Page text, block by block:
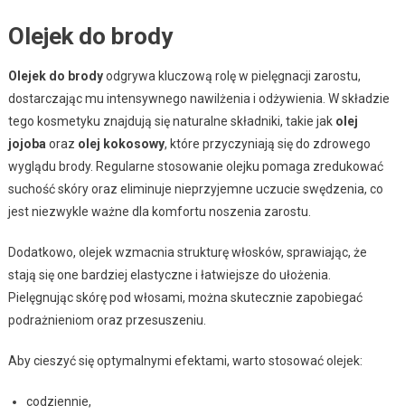
Olejek do brody
Olejek do brodyodgrywa kluczową rolę w pielęgnacji zarostu,
dostarczając mu intensywnego nawilżenia i odżywienia. W składzie
tego kosmetyku znajdują się naturalne składniki, takie jak olej
jojoba oraz olej kokosowy, które przyczyniają się do zdrowego
wyglądu brody. Regularne stosowanie olejku pomaga zredukować
suchość skóry oraz eliminuje nieprzyjemne uczucie swędzenia, co
jest niezwykle ważne dla komfortu noszenia zarostu.
Dodatkowo, olejek wzmacnia strukturę włosków, sprawiając, że
stają się one bardziej elastyczne i łatwiejsze do ułożenia.
Pielęgnując skórę pod włosami, można skutecznie zapobiegać
podrażnieniom oraz przesuszeniu.
Aby cieszyć się optymalnymi efektami, warto stosować olejek:
codziennie,